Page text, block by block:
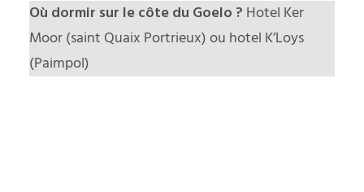
Où dormir sur le côte du Goelo ? Hotel Ker
Moor(saint Quaix Portrieux) ou hotel K’Loys
(Paimpol)